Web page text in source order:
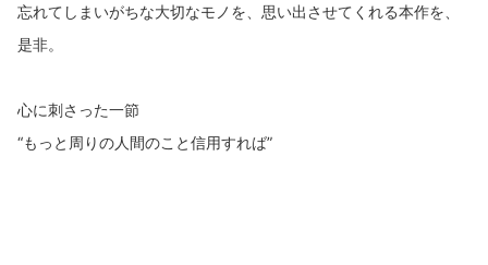
忘れてしまいがちな大切なモノを、思い出させてくれる本作を、
是非。
心に刺さった一節
“もっと周りの人間のこと信用すれば”